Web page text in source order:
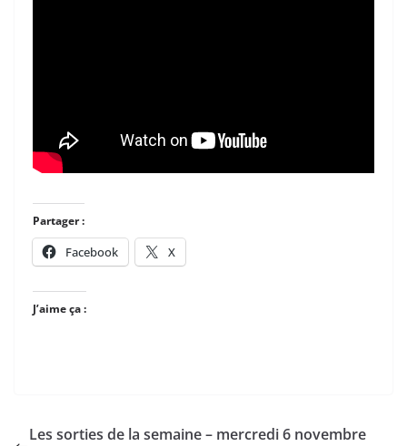
Partager :
Facebook X
J’aime ça :
Les sorties de la semaine – mercredi 6 novembre